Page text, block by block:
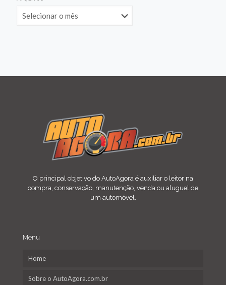
O principal objetivo do AutoAgora é auxiliar o leitor na
compra, conservação, manutenção, venda ou aluguel de
um automóvel.
Menu
Home
Sobre o AutoAgora.com.br